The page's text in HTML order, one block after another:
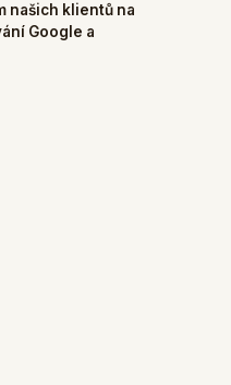
našich klientů na
Google a